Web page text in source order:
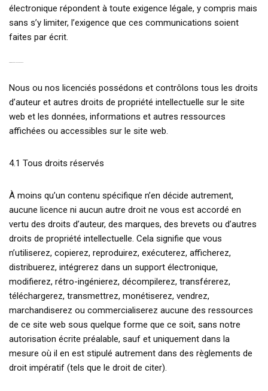
électronique répondent à toute exigence légale, y compris mais
sans s’y limiter, l’exigence que ces communications soient
faites par écrit.
Nous ou nos licenciés possédons et contrôlons tous les droits
d’auteur et autres droits de propriété intellectuelle sur le site
web et les données, informations et autres ressources
affichées ou accessibles sur le site web.
4.1 Tous droits réservés
À moins qu’un contenu spécifique n’en décide autrement,
aucune licence ni aucun autre droit ne vous est accordé en
vertu des droits d’auteur, des marques, des brevets ou d’autres
droits de propriété intellectuelle. Cela signifie que vous
n’utiliserez, copierez, reproduirez, exécuterez, afficherez,
distribuerez, intégrerez dans un support électronique,
modifierez, rétro-ingénierez, décompilerez, transférerez,
téléchargerez, transmettrez, monétiserez, vendrez,
marchandiserez ou commercialiserez aucune des ressources
de ce site web sous quelque forme que ce soit, sans notre
autorisation écrite préalable, sauf et uniquement dans la
mesure où il en est stipulé autrement dans des règlements de
droit impératif (tels que le droit de citer).